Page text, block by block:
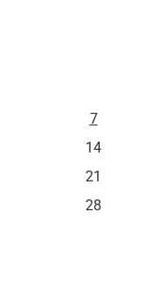
7
14
21
28